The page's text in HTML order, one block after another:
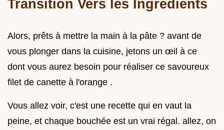
Transition Vers les Ingrédients
Alors, prêts à mettre la main à la pâte ? avant de
vous plonger dans la cuisine, jetons un œil à ce
dont vous aurez besoin pour réaliser ce savoureux
filet de canette à l'orange .
Vous allez voir, c'est une recette qui en vaut la
peine, et chaque bouchée est un vrai régal. allez, on